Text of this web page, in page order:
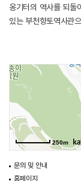
옹기터의 역사를 되돌
있는 부천향토역사관
종합박물관으로서
250m
문의 및 안내
홈페이지